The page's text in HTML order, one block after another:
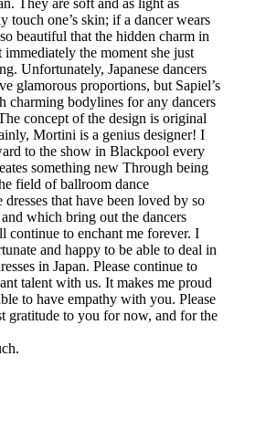
touch one’s skin; if a dancer wears
beautiful that the hidden charm in
the moment she just
Unfortunately, Japanese dancers
glamorous proportions, but Sapiel’s
charming bodylines for any dancers
concept of the design is original
Mortini is a genius designer! I
to the show in Blackpool every
something new Through being
field of ballroom dance
dresses that have been loved by so
which bring out the dancers
continue to enchant me forever. I
and happy to be able to deal in
in Japan. Please continue to
talent with us. It makes me proud
to have empathy with you. Please
gratitude to you for now, and for the